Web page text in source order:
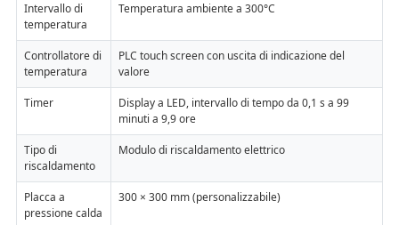
Intervallo di
temperatura
Temperatura ambiente a 300°C
Controllatore di
temperatura
PLC touch screen con uscita di indicazione del
valore
Timer
Display a LED, intervallo di tempo da 0,1 s a 99
minuti a 9,9 ore
Tipo di
riscaldamento
Modulo di riscaldamento elettrico
Placca a
pressione calda
300 × 300 mm (personalizzabile)